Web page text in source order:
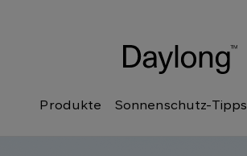
Produkte Sonnenschutz-Tipps